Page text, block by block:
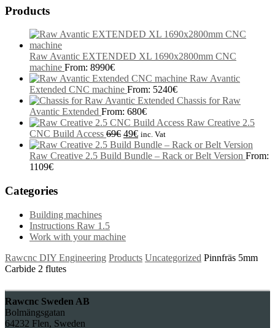
Products
Raw Avantic EXTENDED XL 1690x2800mm CNC
machine From: 8990€
Raw Avantic
Extended CNC machine From: 5240€
Chassis for Raw
Avantic Extended From: 680€
Raw Creative 2.5
CNC Build Access 69€ 49€ inc. Vat
Raw Creative 2.5 Build Bundle – Rack or Belt Version From:
1109€
Categories
Building machines
Instructions Raw 1.5
Work with your machine
Rawcnc DIY Engineering Products Uncategorized Pinnfräs 5mm
Carbide 2 flutes
Rawcnc Sweden AB
Bolmängsgatan
64232 Flen, Sweden